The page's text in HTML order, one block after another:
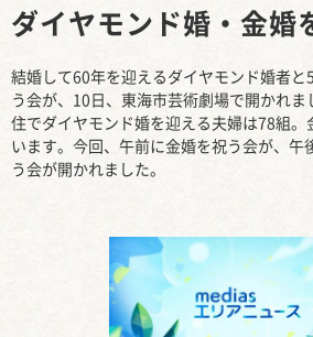
ダイヤモンド婚・金婚
結婚して60年を迎えるダイヤモンド婚者と
う会が、10日、東海市芸術劇場で開かれま
住でダイヤモンド婚を迎える夫婦は78組。
います。今回、午前に金婚を祝う会が、午
う会が開かれました。